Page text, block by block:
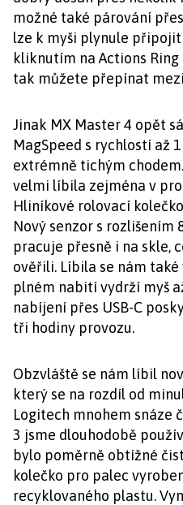
možné také párování
lze k myši plynule
kliknutím na Actions
tak můžete přepínat
Jinak MX Master 4 opět
MagSpeed s rychlostí až
extrémně tichým
velmi líbila zejména v
Hliníkové rolovací
Nový senzor s rozlišením
pracuje přesně i na skle,
ověřili. Líbila se nám
plném nabití vydrží myš
nabíjení přes USB-C
tři hodiny provozu.
Obzvláště se nám líbil
který se na rozdíl od
Logitech mnohem snáze
3 jsme dlouhodobě
bylo poměrně obtížné
kolečko pro palec
recyklovaného plastu.